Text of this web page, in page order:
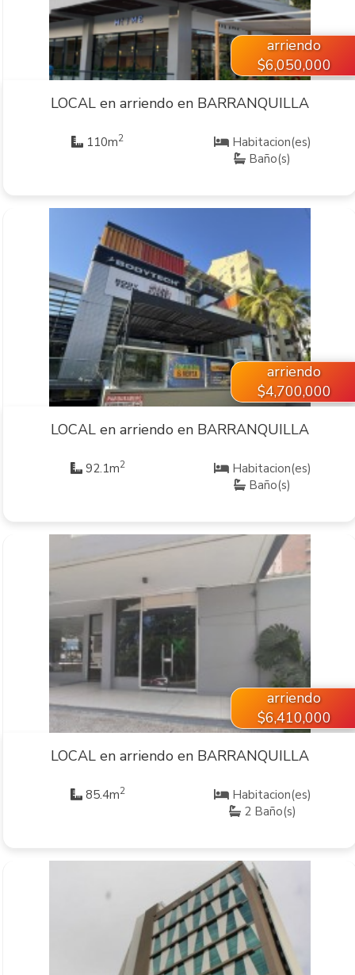
arriendo
$6,050,000
LOCAL en arriendo en BARRANQUILLA
110m2
Habitacion(es)
Baño(s)
VER INMUEBLE
arriendo
$4,700,000
LOCAL en arriendo en BARRANQUILLA
92.1m2
Habitacion(es)
Baño(s)
VER INMUEBLE
arriendo
$6,410,000
LOCAL en arriendo en BARRANQUILLA
85.4m2
Habitacion(es)
2 Baño(s)
VER INMUEBLE